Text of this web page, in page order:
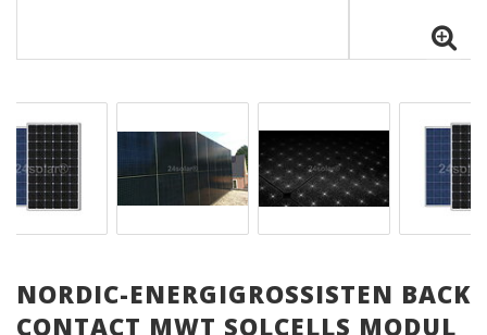
NORDIC-ENERGIGROSSISTEN BACK
CONTACT MWT SOLCELLS MODUL